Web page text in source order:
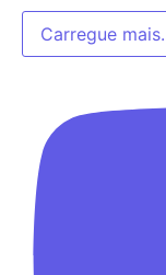
Carregue